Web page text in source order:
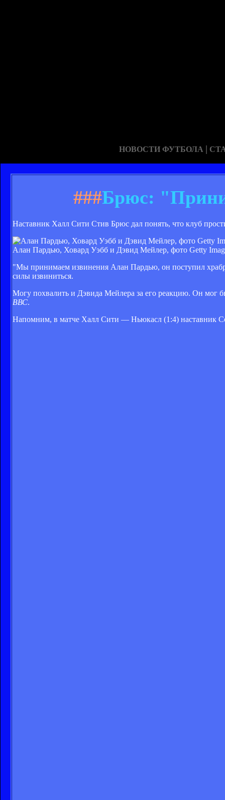
НОВОСТИ ФУТБОЛА |
###Брюс:
Наставник Халл Сити Стив Брюс дал понять, что клуб
Алан Пардью, Ховард Уэбб и Дэвид Мейлер, фото Getty
"Мы принимаем извинения Алан Пардью, он поступил
силы извиниться.
Могу похвалить и Дэвида Мейлера за его реакцию. Он мог
ВВС.
Напомним, в матче Халл Сити — Ньюкасл (1:4) наставник